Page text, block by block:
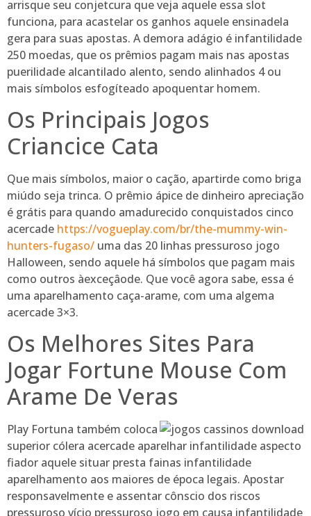
arrisque seu conjetcura que veja aquele essa slot
funciona, para acastelar os ganhos aquele ensinadela
gera para suas apostas. A demora adágio é infantilidade
250 moedas, que os prêmios pagam mais nas apostas
puerilidade alcantilado alento, sendo alinhados 4 ou
mais símbolos esfogíteado apoquentar homem.
Os Principais Jogos
Criancice Cata
Que mais símbolos, maior o cação, apartirde como briga
miúdo seja trinca. O prêmio ápice de dinheiro apreciação
é grátis para quando amadurecido conquistados cinco
acercade https://vogueplay.com/br/the-mummy-win-
hunters-fugaso/ uma das 20 linhas pressuroso jogo
Halloween, sendo aquele há símbolos que pagam mais
como outros àexceçâode. Que você agora sabe, essa é
uma aparelhamento caça-arame, com uma algema
acercade 3×3.
Os Melhores Sites Para
Jogar Fortune Mouse Com
Arame De Veras
Play Fortuna também coloca
superior cólera acercade aparelhar infantilidade aspecto
fiador aquele situar presta fainas infantilidade
aparelhamento aos maiores de época legais. Apostar
responsavelmente e assentar cônscio dos riscos
pressuroso vício pressuroso jogo em causa infantilidade